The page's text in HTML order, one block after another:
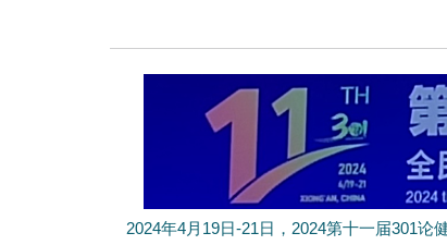
2024年4月19日-21日， 2024第十一届301论